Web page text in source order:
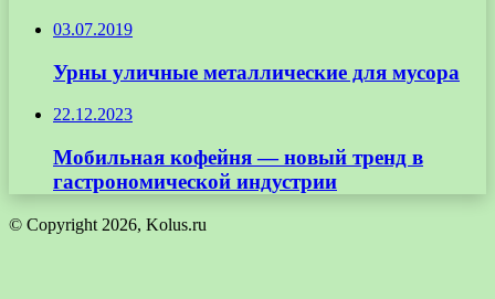
03.07.2019
Урны уличные металлические для мусора
22.12.2023
Мобильная кофейня — новый тренд в
гастрономической индустрии
© Copyright 2026, Kolus.ru